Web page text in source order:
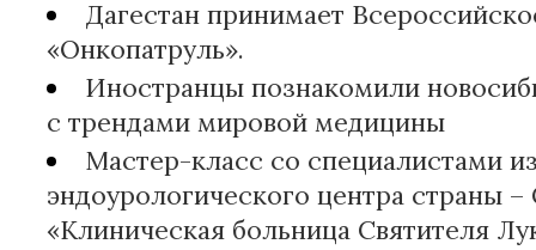
Дагестан принимает
«Онкопатруль».
Иностранцы познакомили
с трендами мировой медицины
Мастер-класс со специалистами
эндоурологического центра страны
«Клиническая больница Святителя